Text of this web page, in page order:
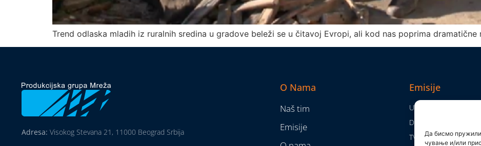
Да бисмо пружили
чување и/или
Trend odlaska mladih iz ruralnih sredina u gradove beleži se u čitavoj Evropi, ali kod nas poprima dramatične
Adresa: Visokog Stevana 21, 11000 Beograd Srbija
O Nama
Naš tim
Emisije
Emisije
Utisak nedelje
Da nam nije...
TV Mreža